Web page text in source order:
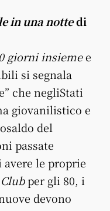
in una nottedi
giorni insiemee
si segnala
che negliStati
giovanilistico e
del
passate
le proprie
per gli 80, i
devono